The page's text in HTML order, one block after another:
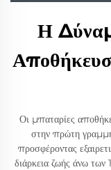
Η
Οι μπαταρίες
στην πρώτη γραμμή
προσφέροντας
διάρκεια ζωής άνω των